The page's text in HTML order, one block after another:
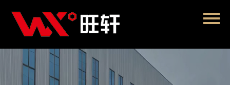
Главная
Продукция
Новости